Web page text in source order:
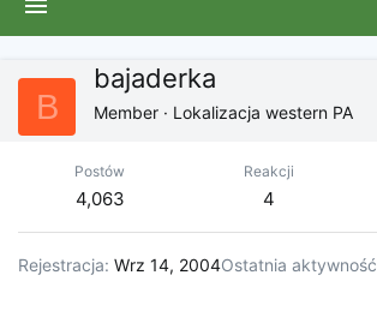
B
bajaderka
Member · Lokalizacja western PA
Postów
4,063
Reakcji
4
Rejestracja Wrz 14, 2004Ostatnia aktywność